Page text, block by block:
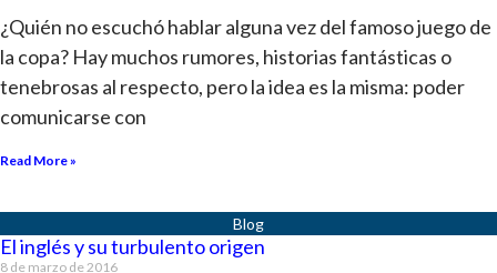
¿Quién no escuchó hablar alguna vez del famoso juego de
la copa? Hay muchos rumores, historias fantásticas o
tenebrosas al respecto, pero la idea es la misma: poder
comunicarse con
Read More »
El inglés y su turbulento origen
8 de marzo de 2016